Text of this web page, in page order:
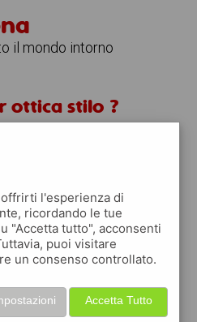
il mondo intorno
ottica stilo ?
è una app
se cerchi 'un'app per ottica
ti premia ogni volta che la usi
da convertire inbuoni sconto
per fare la spesa, fare
o acquistare abbigliamento,
l'esperienza di
ricordando le tue
"Accetta tutto", acconsenti
puoi visitare
un consenso controllato.
Accetta Tutto